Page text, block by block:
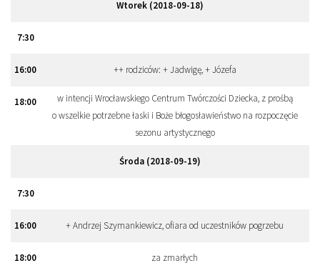
Wtorek (2018-09-18)
7:30
16:00 ++ rodziców: + Jadwigę, + Józefa
18:00
w intencji Wrocławskiego Centrum Twórczości Dziecka, z prośbą
o wszelkie potrzebne łaski i Boże błogosławieństwo na rozpoczęcie
sezonu artystycznego
Środa (2018-09-19)
7:30
16:00 + Andrzej Szymankiewicz, ofiara od uczestników pogrzebu
18:00 za zmarłych